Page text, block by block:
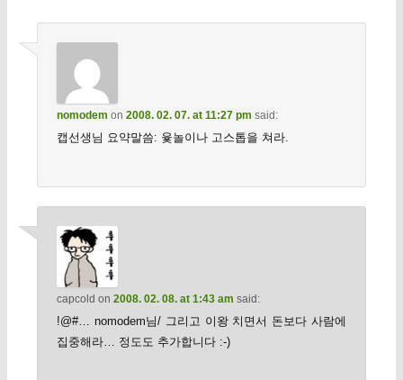
nomodem on 2008. 02. 07. at 11:27 pm said:
캡선생님 요약말씀: 윷놀이나 고스톱을 쳐라.
capcold on 2008. 02. 08. at 1:43 am said:
!@#… nomodem님/ 그리고 이왕 치면서 돈보다 사람에
집중해라… 정도도 추가합니다 :-)